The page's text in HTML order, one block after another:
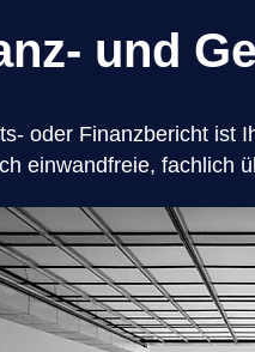
und
oder Finanzbericht ist
einwandfreie, fachlich